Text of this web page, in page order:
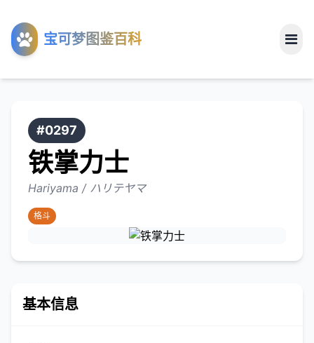
宝可梦图鉴百科
工具
关于
#0297
铁掌力士
Hariyama / ハリテヤマ
格斗
基本信息